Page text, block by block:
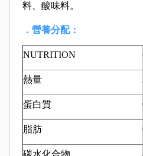
料、酸味料。
．營養分配：
NUTRITION
熱量
蛋白質
脂肪